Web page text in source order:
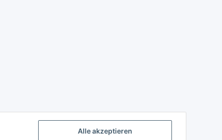
Alle akzeptieren